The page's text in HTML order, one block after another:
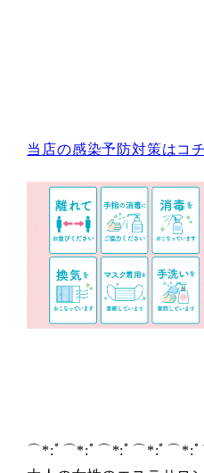
当店の感染予防対策はコ
⌒*:ﾟ⌒*:ﾟ⌒*:ﾟ⌒*:ﾟ⌒*: